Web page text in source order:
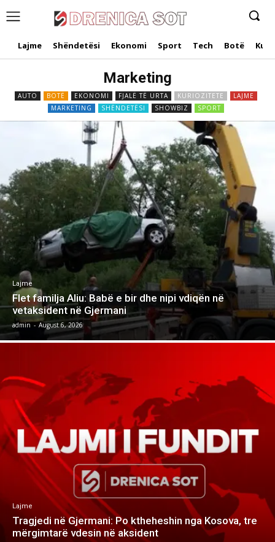
Lajme Shëndetësi Ekonomi Sport Tech Botë
Marketing
AUTO BOTË EKONOMI FJALË TË URTA KURIOZITETE
LAJME
MARKETING
SHËNDETËSI SHOWBIZ SPORT
Lajme
Flet familja Aliu: Babë e bir dhe nipi vdiqën në
vetaksident në Gjermani
admin - August 6, 2026
Lajme
Tragjedi në Gjermani: Po ktheheshin nga Kosova, tre
mërgimtarë vdesin në aksident